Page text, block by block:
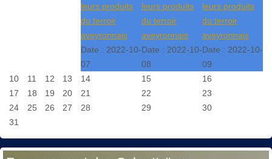
leurs produits
du terroir
aveyronnais
Date : 2022-10-
07
leurs produits
du terroir
aveyronnais
Date : 2022-10-
08
leurs produits
du terroir
aveyronnais
Date : 2022-10-
09
10
11 12 13 14 15
16
17
18 19 20 21 22
23
24
25 26 27 28 29
30
31